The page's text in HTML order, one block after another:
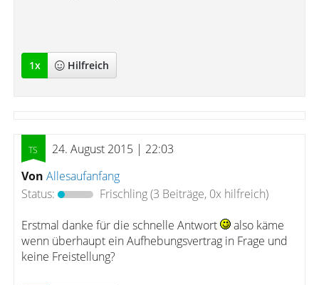
1x Hilfreich
24. August 2015 | 22:03
Von Allesaufanfang
Status:
Frischling(3 Beiträge, 0x hilfreich)
Erstmal danke für die schnelle Antwort
also käme
wenn überhaupt ein Aufhebungsvertrag in Frage und
keine Freistellung?